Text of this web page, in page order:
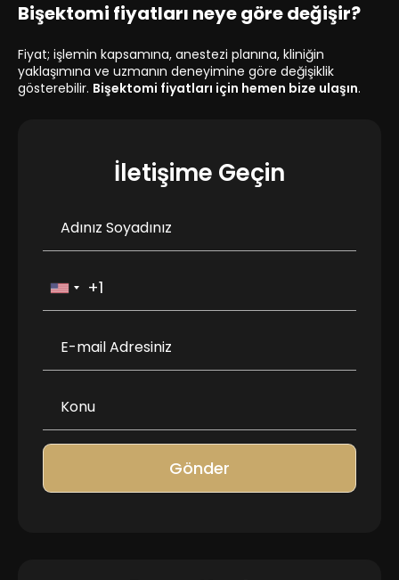
Bişektomi fiyatları neye göre değişir?
Fiyat; işlemin kapsamına, anestezi planına, kliniğin
yaklaşımına ve uzmanın deneyimine göre değişiklik
gösterebilir. Bişektomi fiyatları için hemen bize ulaşın.
İletişime Geçin
Gönder